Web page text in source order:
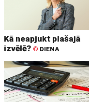
Kā neapjukt plašajā
izvēlē? © DIENA